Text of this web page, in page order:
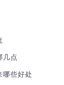
几点
哪些好处